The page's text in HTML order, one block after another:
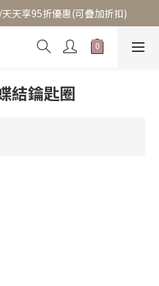
折(部分商品除外)
天享95折優惠(可疊加折扣)
折(部分商品除外)
結鑰匙圈